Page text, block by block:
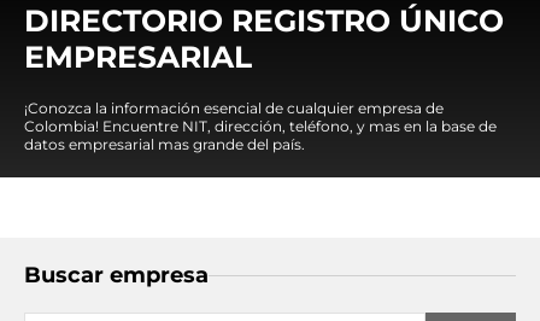
DIRECTORIO REGISTRO ÚNICO
EMPRESARIAL
¡Conozca la información esencial de cualquier empresa de
Colombia! Encuentre NIT, dirección, teléfono, y mas en la base de
datos empresarial mas grande del país.
Buscar empresa